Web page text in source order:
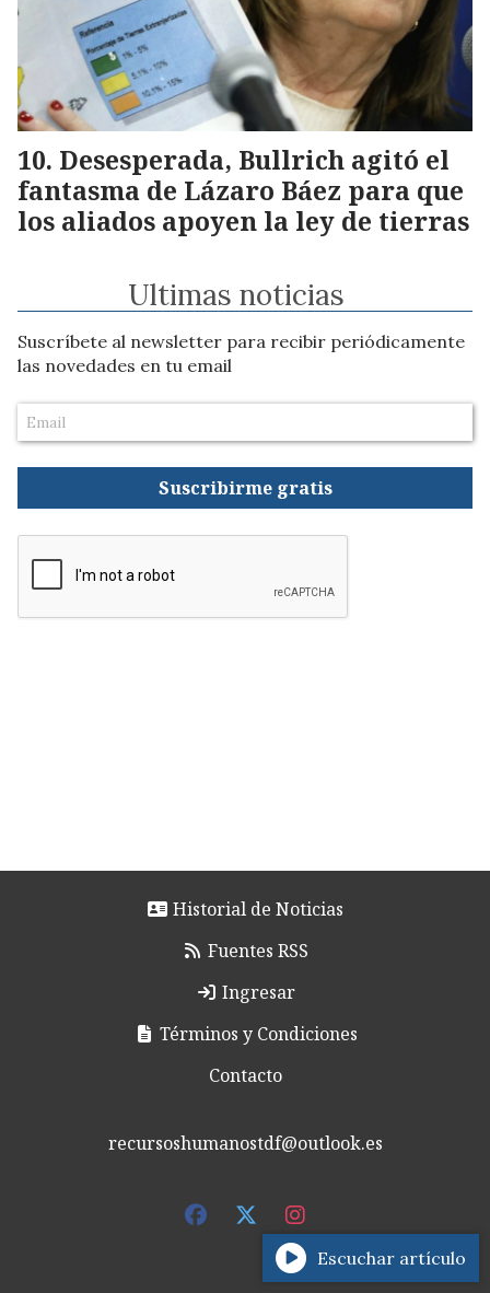
Desesperada, Bullrich agitó el
fantasma de Lázaro Báez para que
los aliados apoyen la ley de tierras
Ultimas noticias
Suscríbete al newsletter para recibir periódicamente
las novedades en tu email
Suscribirme gratis
Historial de Noticias
Fuentes RSS
Ingresar
Términos y Condiciones
Contacto
recursoshumanostdf@outlook.es
Escuchar artículo